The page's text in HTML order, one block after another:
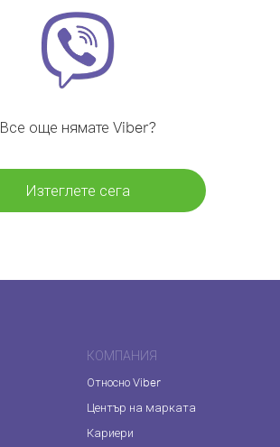
Все още нямате Viber?
Изтеглете сега
КОМПАНИЯ
Относно Viber
Център на марката
Кариери